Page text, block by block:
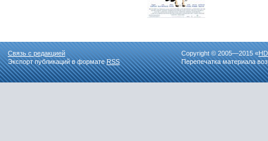
Связь с редакцией
Экспорт публикаций в форматеRSS
Copyright © 2005—2015 «
Перепечатка материала